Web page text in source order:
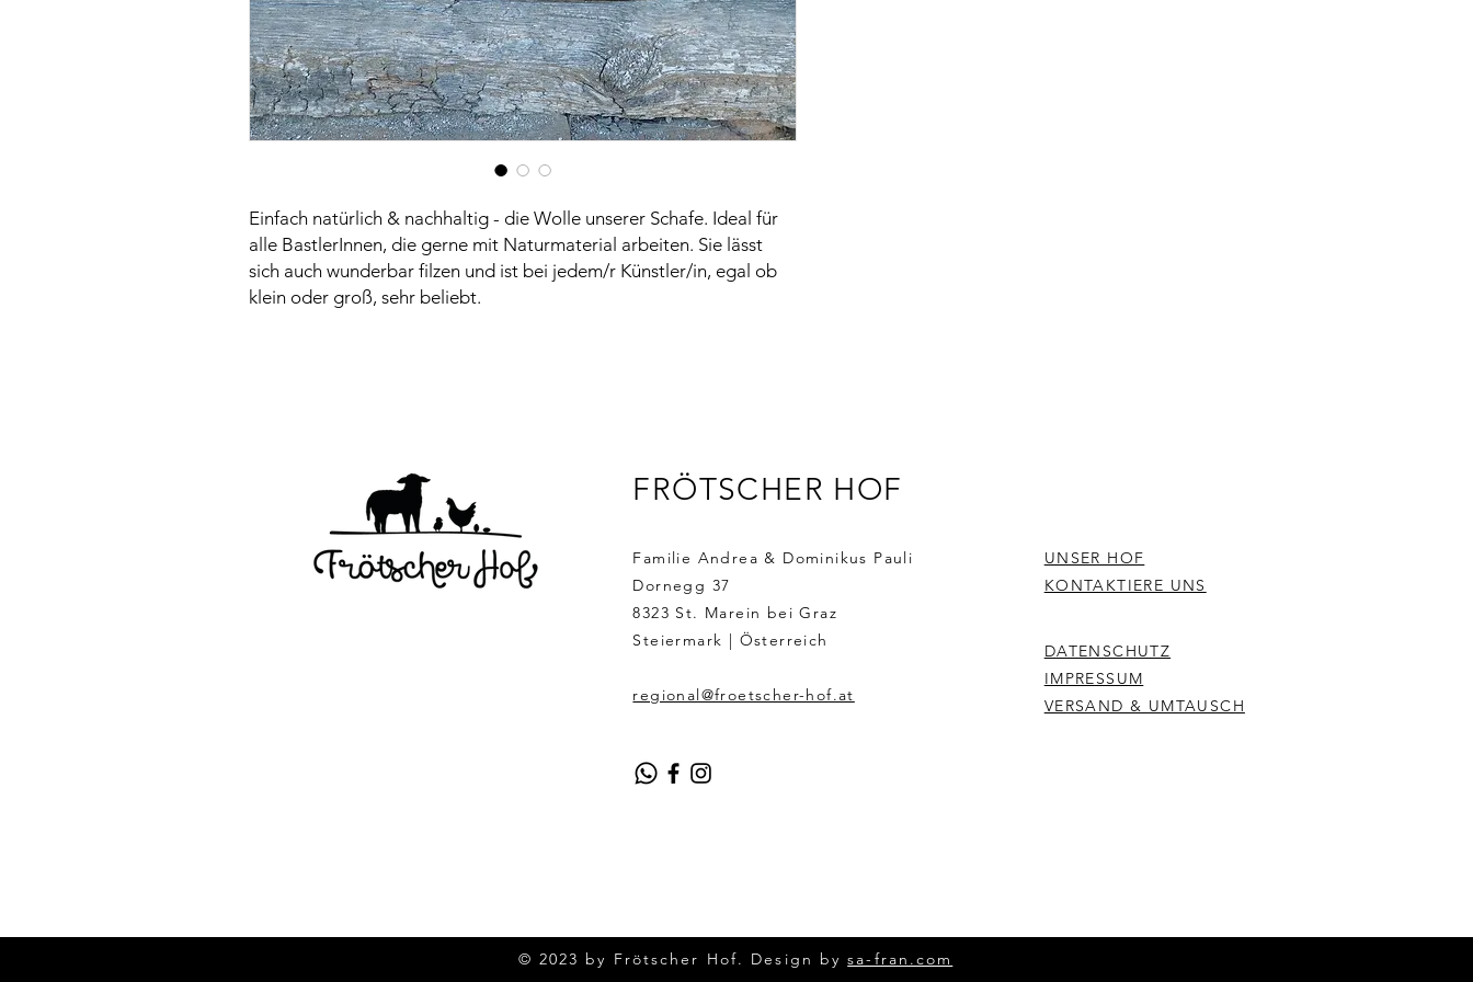
Einfach natürlich & nachhaltig - die Wolle unserer Schafe. Ideal für
alle BastlerInnen, die gerne mit Naturmaterial arbeiten. Sie lässt
sich auch wunderbar filzen und ist bei jedem/r Künstler/in, egal ob
klein oder groß, sehr beliebt.
FRÖTSCHER HOF
Familie Andrea & Dominikus Pauli
Dornegg 37
8323 St. Marein bei Graz
Steiermark | Österreich
regional@froetscher-hof.at
UNSER HOF
KONTAKTIERE UNS
DATENSCHUTZ
IMPRESSUM
VERSAND & UMTAUSCH
© 2023 by Frötscher Hof. Design bysa-fran.com